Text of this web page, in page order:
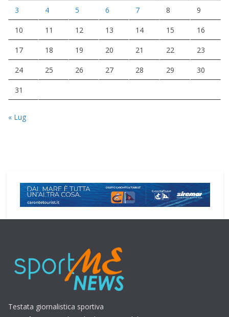
3 4 5 6 7 8 9
10 11 12 13 14 15 16
17 18 19 20 21 22 23
24 25 26 27 28 29 30
31
« Lug
Testata giornalistica sportiva